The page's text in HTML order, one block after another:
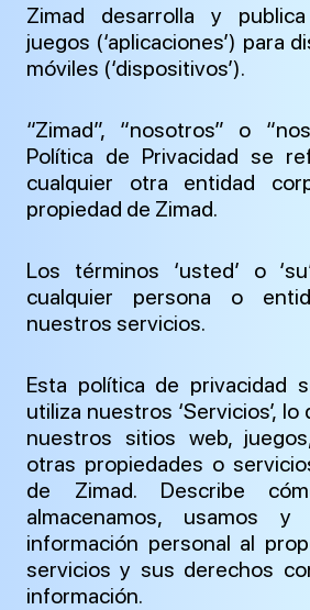
Zimad desarrolla y
juegos (‘aplicaciones’) para
móviles (‘dispositivos’).
“Zimad”, “nosotros” o
Política de Privacidad se
cualquier otra entidad
propiedad de Zimad.
Los términos ‘usted’ o
cualquier persona o
nuestros servicios.
Esta política de privacidad
utiliza nuestros ‘Servicios’,
nuestros sitios web,
otras propiedades o
de Zimad. Describe
almacenamos, usamos y
información personal al
servicios y sus derechos
información.